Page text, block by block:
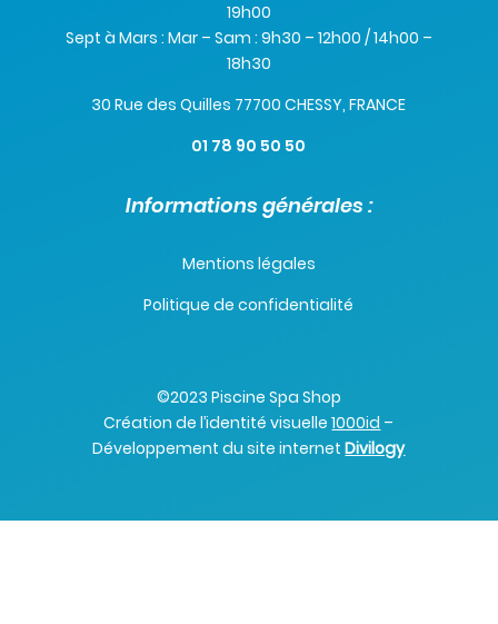
19h00
Sept à Mars : Mar – Sam : 9h30 – 12h00 / 14h00 –
18h30
30 Rue des Quilles 77700 CHESSY, FRANCE
01 78 90 50 50
Informations générales :
Mentions légales
Politique de confidentialité
©2023 Piscine Spa Shop
Création de l’identité visuelle1000id –
Développement du site internetDivilogy